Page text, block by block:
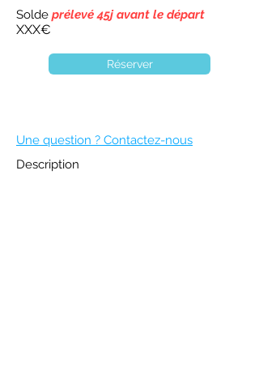
Solde prélevé 45j avant le départ
XXX€
Réserver
Une question ? Contactez-nous
Description